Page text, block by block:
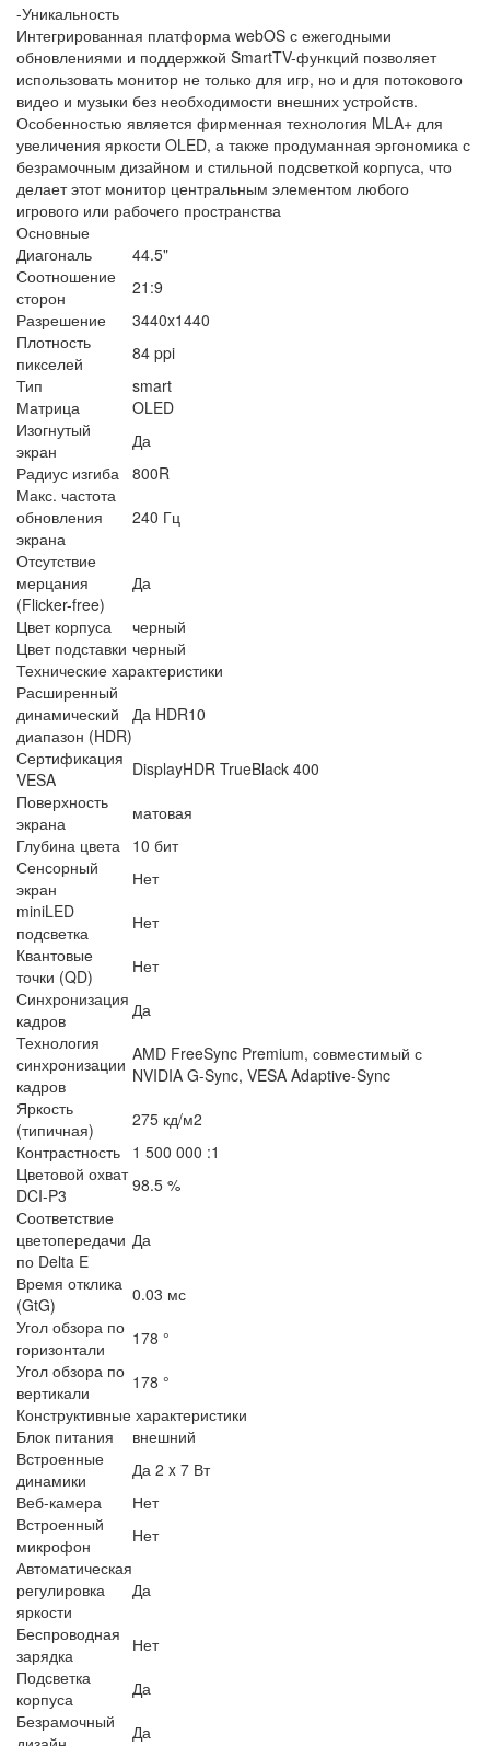
-Уникальность
Интегрированная платформа webOS с ежегодными
обновлениями и поддержкой SmartTV-функций позволяет
использовать монитор не только для игр, но и для потокового
видео и музыки без необходимости внешних устройств.
Особенностью является фирменная технология MLA+ для
увеличения яркости OLED, а также продуманная эргономика с
безрамочным дизайном и стильной подсветкой корпуса, что
делает этот монитор центральным элементом любого
игрового или рабочего пространства
Основные
Диагональ
44.5"
Соотношение
сторон
21:9
Разрешение
3440x1440
Плотность
пикселей
84 ppi
Тип
smart
Матрица
OLED
Изогнутый
экран
Да
Радиус изгиба
800R
Макс. частота
обновления
экрана
240 Гц
Отсутствие
мерцания
(Flicker-free)
Да
Цвет корпуса
черный
Цвет подставки черный
Технические характеристики
Расширенный
динамический
диапазон (HDR)
Да HDR10
Сертификация
VESA
DisplayHDR TrueBlack 400
Поверхность
экрана
матовая
Глубина цвета
10 бит
Сенсорный
экран
Нет
miniLED
подсветка
Нет
Квантовые
точки (QD)
Нет
Синхронизация
кадров
Да
Технология
синхронизации
кадров
AMD FreeSync Premium, совместимый с
NVIDIA G-Sync, VESA Adaptive-Sync
Яркость
(типичная)
275 кд/м2
Контрастность 1 500 000 :1
Цветовой охват
DCI-P3
98.5 %
Соответствие
цветопередачи
по Delta E
Да
Время отклика
(GtG)
0.03 мс
Угол обзора по
горизонтали
178 °
Угол обзора по
вертикали
178 °
Конструктивные характеристики
Блок питания
внешний
Встроенные
динамики
Да 2 x 7 Вт
Веб-камера
Нет
Встроенный
микрофон
Нет
Автоматическая
регулировка
яркости
Да
Беспроводная
зарядка
Нет
Подсветка
корпуса
Да
Безрамочный
Да